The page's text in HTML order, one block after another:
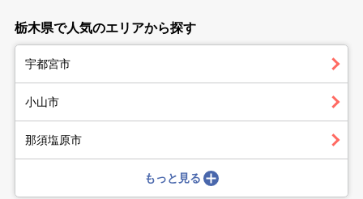
栃木県で人気のエリアから探す
宇都宮市
小山市
那須塩原市
もっと見る